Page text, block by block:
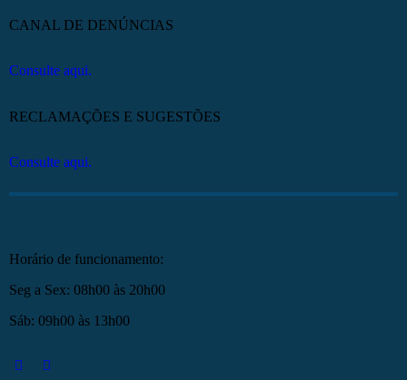
CANAL DE DENÚNCIAS
Consulte aqui.
RECLAMAÇÕES E SUGESTÕES
Consulte aqui.
Horário de funcionamento:
Seg a Sex: 08h00 às 20h00
Sáb: 09h00 às 13h00